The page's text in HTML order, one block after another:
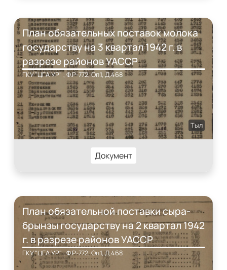
План обязательных поставок молока
государству на 3 квартал 1942 г. в
разрезе районов УАССР
ГКУ "ЦГА УР" , Ф.Р-772, Оп.1, Д.468
Тыл
Документ
План обязательной поставки сыра-
брынзы государству на 2 квартал 1942
г. в разрезе районов УАССР
ГКУ "ЦГА УР" , Ф.Р-772, Оп.1, Д.468